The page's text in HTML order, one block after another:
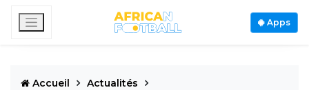
Apps
Accueil
Actualités